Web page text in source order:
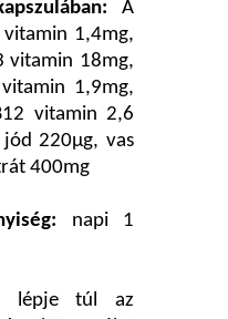
A
1,4mg,
vitamin 18mg,
1,9mg,
vitamin 2,6
220μg, vas
400mg
napi 1
lépje túl az